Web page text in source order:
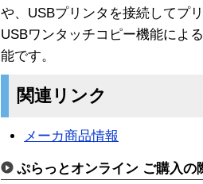
や、USBプリンタを接続してプ
USBワンタッチコピー機能によ
能です。
関連リンク
メーカ商品情報
ぷらっとオンライン ご購入の